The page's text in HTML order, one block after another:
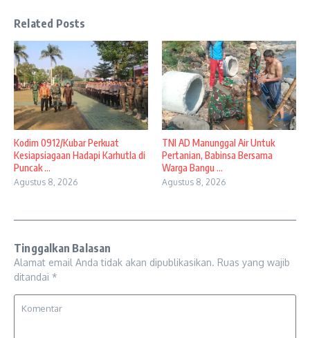
Related Posts
Kodim 0912/Kubar Perkuat
Kesiapsiagaan Hadapi Karhutla di
Puncak ...
Agustus 8, 2026
TNI AD Manunggal Air Untuk
Pertanian, Babinsa Bersama
Warga Bangu ...
Agustus 8, 2026
Tinggalkan Balasan
Alamat email Anda tidak akan dipublikasikan. Ruas yang wajib
ditandai *